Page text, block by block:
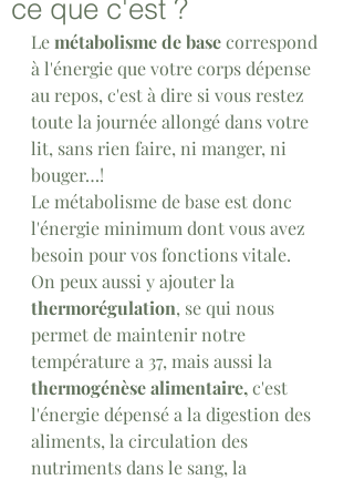
ce que c'est ?
Le métabolisme de base correspond
à l'énergie que votre corps dépense
au repos, c'est à dire si vous restez
toute la journée allongé dans votre
lit, sans rien faire, ni manger, ni
bouger…!
Le métabolisme de base est donc
l'énergie minimum dont vous avez
besoin pour vos fonctions vitale.
On peux aussi y ajouter la
thermorégulation, se qui nous
permet de maintenir notre
température a 37, mais aussi la
thermogénèse alimentaire, c'est
l'énergie dépensé a la digestion des
aliments, la circulation des
nutriments dans le sang, la